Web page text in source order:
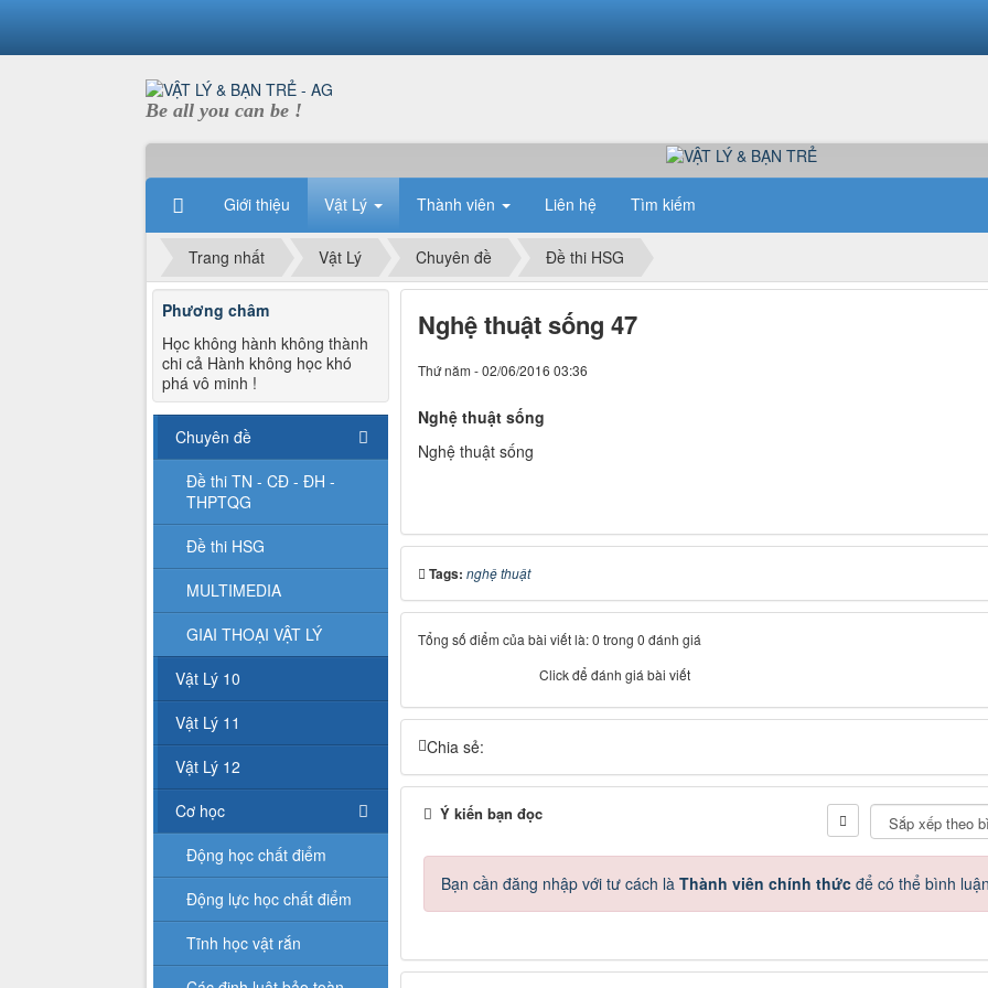
Be all you can be !
Giới thiệu Vật Lý Thành viên Liên hệ Tìm kiếm
Trang nhất Vật Lý Chuyên đề Đề thi HSG
Nghệ thuật sống 47
Thứ năm - 02/06/2016 03:36
Nghệ thuật sống
Nghệ thuật sống
Tags: nghệ thuật
Tổng số điểm của bài viết là: 0 trong 0 đánh giá
Click để đánh giá bài viết
Chia sẻ:
Ý kiến bạn đọc
Bạn cần đăng nhập với tư cách là Thành viên chính thứcđể có thể bình
Phương châm
Học không hành không thành
chi cả Hành không học khó
phá vô minh !
Chuyên đề
Đề thi TN - CĐ - ĐH -
THPTQG
Đề thi HSG
MULTIMEDIA
GIAI THOẠI VẬT LÝ
Vật Lý 10
Vật Lý 11
Vật Lý 12
Cơ học
Động học chất điểm
Động lực học chất điểm
Tĩnh học vật rắn